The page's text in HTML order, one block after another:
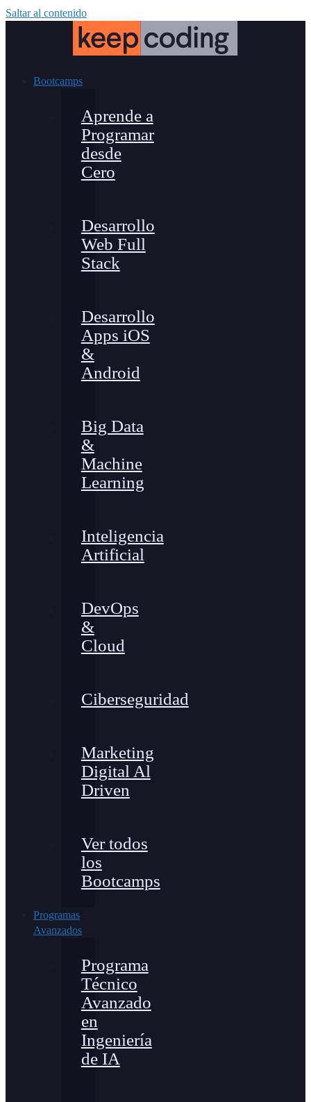
Saltar al contenido
Bootcamps
Aprende a
Programar
desde
Cero
Desarrollo
Web Full
Stack
Desarrollo
Apps iOS
&
Android
Big Data
&
Machine
Learning
Inteligencia
Artificial
DevOps
&
Cloud
Ciberseguridad
Marketing
Digital Al
Driven
Ver todos
los
Bootcamps
Programas
Avanzados
Programa
Técnico
Avanzado
en
Ingeniería
de IA